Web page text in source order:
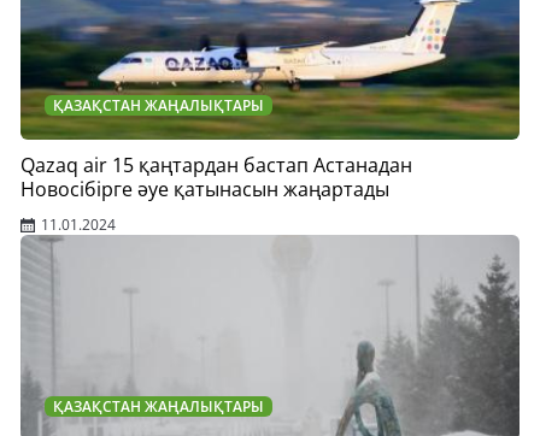
ҚАЗАҚСТАН ЖАҢАЛЫҚТАРЫ
Qazaq air 15 қаңтардан бастап Астанадан
Новосібірге әуе қатынасын жаңартады
11.01.2024
ҚАЗАҚСТАН ЖАҢАЛЫҚТАРЫ